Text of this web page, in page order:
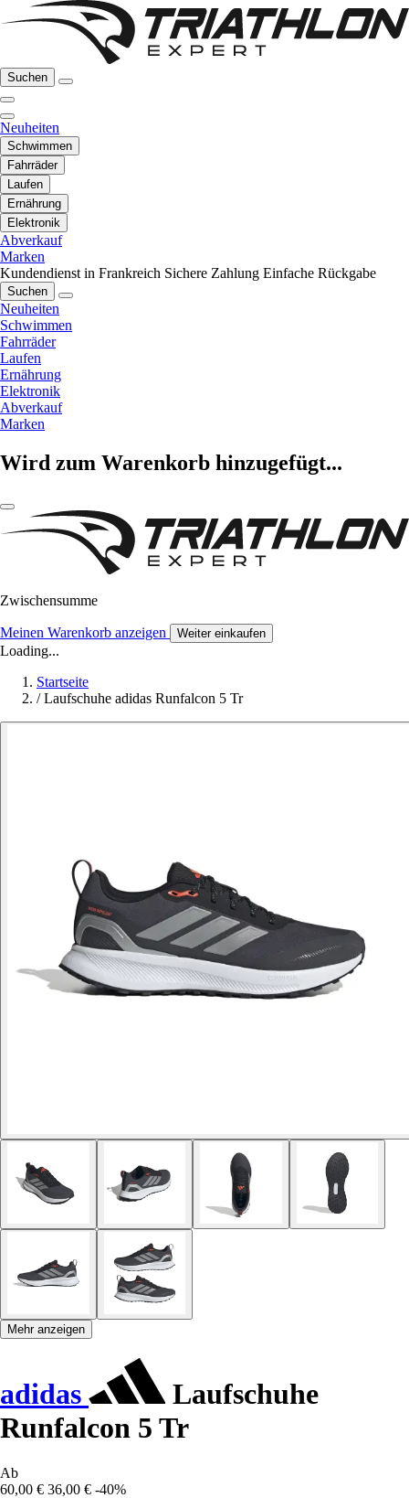
Suchen
Neuheiten
Schwimmen
Fahrräder
Laufen
Ernährung
Elektronik
Abverkauf
Marken
Kundendienst in Frankreich Sichere Zahlung Einfache Rückgabe
Suchen
Neuheiten
Schwimmen
Fahrräder
Laufen
Ernährung
Elektronik
Abverkauf
Marken
Wird zum Warenkorb hinzugefügt...
Zwischensumme
Meinen Warenkorb anzeigen Weiter einkaufen
Loading...
Startseite
/ Laufschuhe adidas Runfalcon 5 Tr
Mehr anzeigen
adidas
Laufschuhe
Runfalcon 5 Tr
Ab
60,00 € 36,00 € -40%